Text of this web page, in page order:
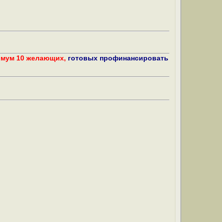
10 желающих, готовых профинансировать